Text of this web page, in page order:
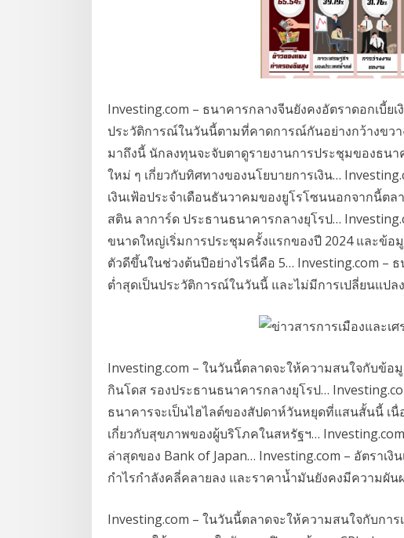
Investing.com – ธนาคารกลางจีนยังคงอัตราดอกเบี้ย
ประวัติการณ์ในวันนี้ตามที่คาดการณ์กันอย่างกว้างขว
มาถึงนี้ นักลงทุนจะจับตาดูรายงานการประชุมของธน
ใหม่ ๆ เกี่ยวกับทิศทางของนโยบายการเงิน…
เงินเฟ้อประจำเดือนธันวาคมของยูโรโซนนอกจากนี้ต
สติน ลาการ์ด ประธานธนาคารกลางยุโรป…
ขนาดใหญ่เริ่มการประชุมครั้งแรกของปี 2024 และข้อ
ตัวดีขึ้นในช่วงต้นปีอย่างไรนี่คือ 5… Investing.com –
ต่ำสุดเป็นประวัติการณ์ในวันนี้ และไม่มีการเปลี่ยนแป
Investing.com – ในวันนี้ตลาดจะให้ความสนใจกับข้อ
กินโดส รองประธานธนาคารกลางยุโรป…
ธนาคารจะเป็นไฮไลต์ของสัปดาห์วันหยุดที่แสนสั้นนี้ เนื่
เกี่ยวกับสุขภาพของผู้บริโภคในสหรัฐฯ…
ล่าสุดของ Bank of Japan… Investing.com – อัตราเ
กำไรกำลังคลี่คลายลง และราคาน้ำมันยังคงมีความผัน
Investing.com – ในวันนี้ตลาดจะให้ความสนใจกับกา